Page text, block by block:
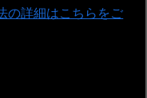
の詳細はこちらをご